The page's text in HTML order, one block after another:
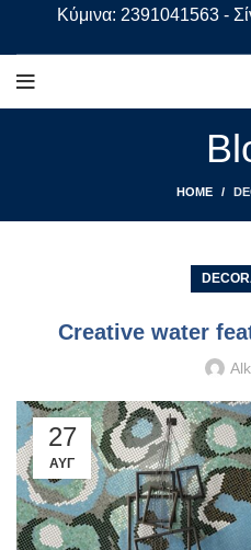
Κύμινα: 2391041563 -
HOME
Creative water
27
ΑΥΓ